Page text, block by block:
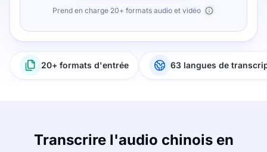
Prend en charge 20+ formats audio et vidéo
20+ formats d'entrée 63 langues de
Transcrire l'audio chinois en